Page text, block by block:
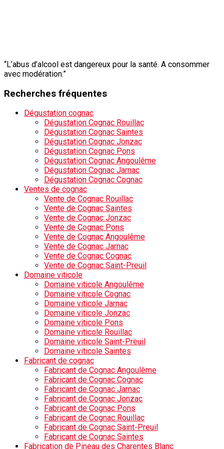
“L’abus d’alcool est dangereux pour la santé. A consommer
avec modération.”
Recherches fréquentes
Dégustation cognac
Dégustation Cognac Rouillac
Dégustation Cognac Saintes
Dégustation Cognac Jonzac
Dégustation Cognac Pons
Dégustation Cognac Angoulême
Dégustation Cognac Jarnac
Dégustation Cognac Cognac
Ventes de cognac
Vente de Cognac Rouillac
Vente de Cognac Saintes
Vente de Cognac Jonzac
Vente de Cognac Pons
Vente de Cognac Angoulême
Vente de Cognac Jarnac
Vente de Cognac Cognac
Vente de Cognac Saint-Preuil
Domaine viticole
Domaine viticole Angoulême
Domaine viticole Cognac
Domaine viticole Jarnac
Domaine viticole Jonzac
Domaine viticole Pons
Domaine viticole Rouillac
Domaine viticole Saint-Preuil
Domaine viticole Saintes
Fabricant de cognac
Fabricant de Cognac Angoulême
Fabricant de Cognac Cognac
Fabricant de Cognac Jarnac
Fabricant de Cognac Jonzac
Fabricant de Cognac Pons
Fabricant de Cognac Rouillac
Fabricant de Cognac Saint-Preuil
Fabricant de Cognac Saintes
Fabrication de Pineau des Charentes Blanc